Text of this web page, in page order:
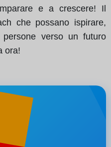
e a crescere! Il
che possano ispirare,
verso un futuro
ora!